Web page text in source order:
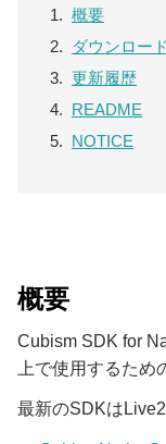
概要
ダウンロード
更新履歴
README
NOTICE
概要
Cubism SDK for
上で使用するため
最新のSDKは